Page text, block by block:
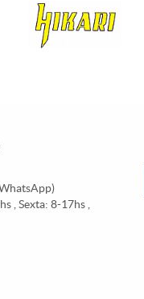
, Sexta: 8-17hs ,